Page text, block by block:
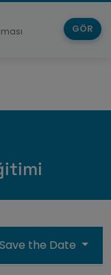
Save the Date
GÖR